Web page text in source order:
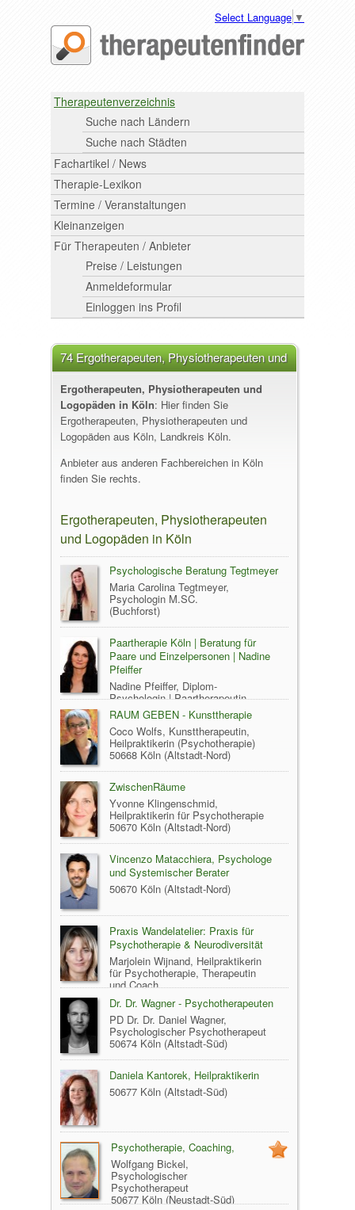
Select Language ▼
Therapeutenverzeichnis
Suche nach Ländern
Suche nach Städten
Fachartikel / News
Therapie-Lexikon
Termine / Veranstaltungen
Kleinanzeigen
Für Therapeuten / Anbieter
Preise / Leistungen
Anmeldeformular
Einloggen ins Profil
74 Ergotherapeuten, Physiotherapeuten und
Logopäden in Köln
Ergotherapeuten, Physiotherapeuten und
Logopäden in Köln: Hier finden Sie
Ergotherapeuten, Physiotherapeuten und
Logopäden aus Köln, Landkreis Köln.
Anbieter aus anderen Fachbereichen in Köln
finden Sie rechts.
Ergotherapeuten, Physiotherapeuten
und Logopäden in Köln
Psychologische Beratung Tegtmeyer
Maria Carolina Tegtmeyer,
Psychologin M.SC.
(Buchforst)
Paartherapie Köln | Beratung für
Paare und Einzelpersonen | Nadine
Pfeiffer
Nadine Pfeiffer, Diplom-
Psychologin | Paartherapeutin
50667 Köln (Altstadt-Nord)
RAUM GEBEN - Kunsttherapie
Coco Wolfs, Kunsttherapeutin,
Heilpraktikerin (Psychotherapie)
50668 Köln (Altstadt-Nord)
ZwischenRäume
Yvonne Klingenschmid,
Heilpraktikerin für Psychotherapie
50670 Köln (Altstadt-Nord)
Vincenzo Matacchiera, Psychologe
und Systemischer Berater
50670 Köln (Altstadt-Nord)
Praxis Wandelatelier: Praxis für
Psychotherapie & Neurodiversität
Marjolein Wijnand, Heilpraktikerin
für Psychotherapie, Therapeutin
und Coach
50672 Köln (Altstadt-Nord)
Dr. Dr. Wagner - Psychotherapeuten
PD Dr. Dr. Daniel Wagner,
Psychologischer Psychotherapeut
50674 Köln (Altstadt-Süd)
Daniela Kantorek, Heilpraktikerin
50677 Köln (Altstadt-Süd)
Psychotherapie, Coaching,
Wolfgang Bickel,
Psychologischer
Psychotherapeut
50677 Köln (Neustadt-Süd)